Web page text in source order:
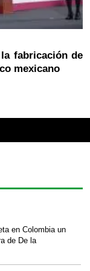
fabricación de
mexicano
en Colombia un
de De la